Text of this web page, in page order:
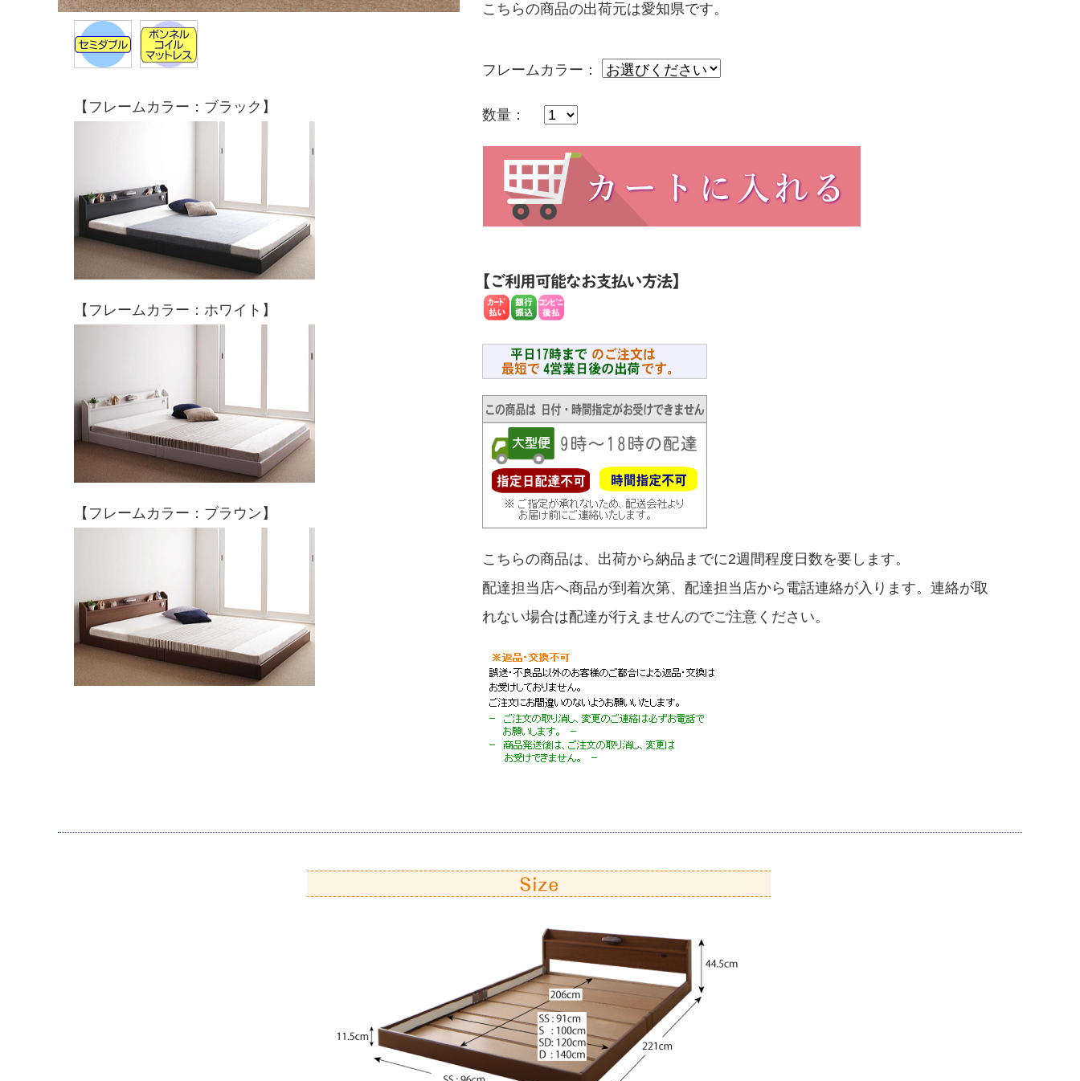
【フレームカラー：ブラック】
【フレームカラー：ホワイト】
【フレームカラー：ブラウン】
こちらの商品の出荷元は愛知県です。
フレームカラー：
数量：
こちらの商品は、出荷から納品までに2週間程度日数を要します。
配達担当店へ商品が到着次第、配達担当店から電話連絡が入ります。連絡が取
れない場合は配達が行えませんのでご注意ください。